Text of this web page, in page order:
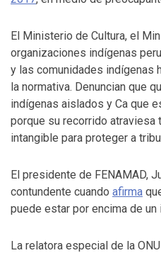
El Ministerio de Cultura, el
organizaciones indígenas
y las comunidades indígenas
la normativa. Denuncian que
indígenas aislados y Ca que
porque su recorrido atraviesa
intangible para proteger a
El presidente de FENAMAD,
contundente cuando afirma
puede estar por encima de un
La relatora especial de la ONU